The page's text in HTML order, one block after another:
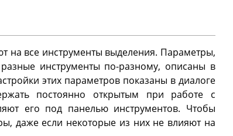
на все инструменты выделения. Параметры,
инструменты по-разному, описаны в
этих параметров показаны в диалоге
постоянно открытым при работе с
его под панелью инструментов. Чтобы
даже если некоторые из них не влияют на